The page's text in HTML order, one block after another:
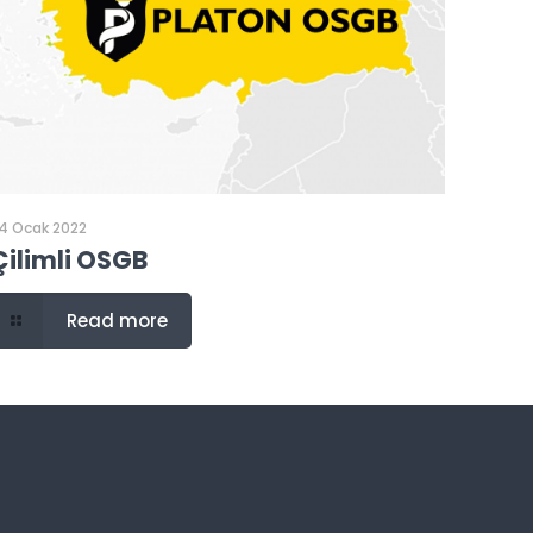
Ocak 2022
OSGB
Read more